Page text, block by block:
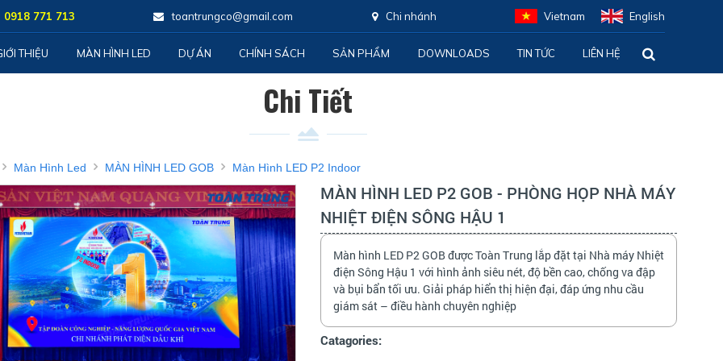
0918 771 713 toantrungco@gmail.com Chi nhánh Vietnam English
THIỆU MÀN HÌNH LED DỰ ÁN CHÍNH SÁCH SẢN PHẨM DOWNLOADS TIN TỨC LIÊN HỆ
Chi Tiết
Màn Hình Led MÀN HÌNH LED GOB Màn Hình LED P2 Indoor
MÀN HÌNH LED P2 GOB - PHÒNG HỌP NHÀ MÁY
NHIỆT ĐIỆN SÔNG HẬU 1
Màn hình LED P2 GOB được Toàn Trung lắp đặt tại Nhà máy Nhiệt
điện Sông Hậu 1 với hình ảnh siêu nét, độ bền cao, chống va đập
và bụi bẩn tối ưu. Giải pháp hiển thị hiện đại, đáp ứng nhu cầu
giám sát – điều hành chuyên nghiệp
Catagories: